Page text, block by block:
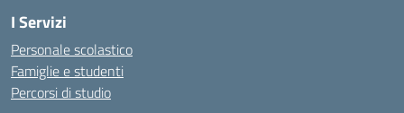
I Servizi
Personale scolastico
Famiglie e studenti
Percorsi di studio